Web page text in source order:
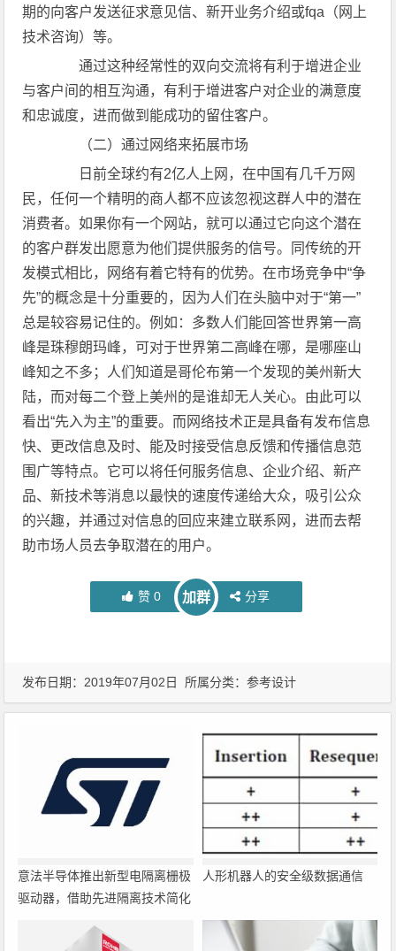
期的向客户发送征求意见信、新开业务介绍或fqa（网上
技术咨询）等。
通过这种经常性的双向交流将有利于增进企业
与客户间的相互沟通，有利于增进客户对企业的满意度
和忠诚度，进而做到能成功的留住客户。
（二）通过网络来拓展市场
日前全球约有2亿人上网，在中国有几千万网
民，任何一个精明的商人都不应该忽视这群人中的潜在
消费者。如果你有一个网站，就可以通过它向这个潜在
的客户群发出愿意为他们提供服务的信号。同传统的开
发模式相比，网络有着它特有的优势。在市场竞争中“争
先”的概念是十分重要的，因为人们在头脑中对于“第一”
总是较容易记住的。例如：多数人们能回答世界第一高
峰是珠穆朗玛峰，可对于世界第二高峰在哪，是哪座山
峰知之不多；人们知道是哥伦布第一个发现的美州新大
陆，而对每二个登上美州的是谁却无人关心。由此可以
看出“先入为主”的重要。而网络技术正是具备有发布信息
快、更改信息及时、能及时接受信息反馈和传播信息范
围广等特点。它可以将任何服务信息、企业介绍、新产
品、新技术等消息以最快的速度传递给大众，吸引公众
的兴趣，并通过对信息的回应来建立联系网，进而去帮
助市场人员去争取潜在的用户。
赞 0 加群 分享
发布日期：2019年07月02日 所属分类：参考设计
意法半导体推出新型电隔离栅极
驱动器，借助先进隔离技术简化
人形机器人的安全级数据通信